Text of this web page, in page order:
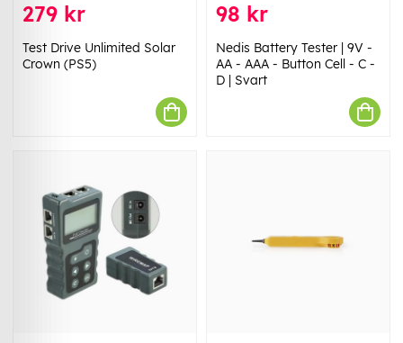
279 kr
Test Drive Unlimited Solar
Crown (PS5)
98 kr
Nedis Battery Tester | 9V -
AA - AAA - Button Cell - C -
D | Svart